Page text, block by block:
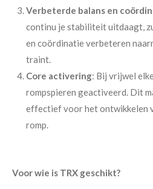
Verbeterde balans en
continu je stabiliteit uitdaagt,
en coördinatie verbeteren
traint.
Core activering: Bij vrijwel
rompspieren geactiveerd. Dit
effectief voor het ontwikkelen
romp.
Voor wie is TRX geschikt?